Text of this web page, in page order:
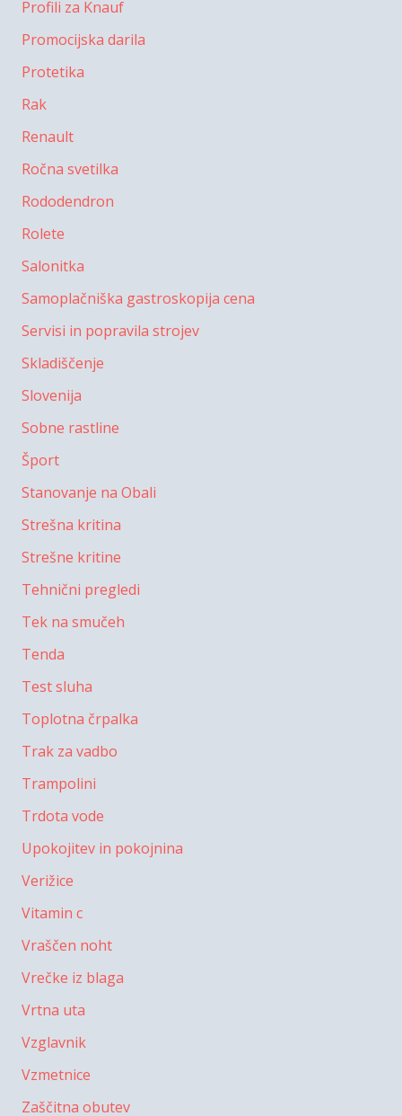
Profili za Knauf
Promocijska darila
Protetika
Rak
Renault
Ročna svetilka
Rododendron
Rolete
Salonitka
Samoplačniška gastroskopija cena
Servisi in popravila strojev
Skladiščenje
Slovenija
Sobne rastline
Šport
Stanovanje na Obali
Strešna kritina
Strešne kritine
Tehnični pregledi
Tek na smučeh
Tenda
Test sluha
Toplotna črpalka
Trak za vadbo
Trampolini
Trdota vode
Upokojitev in pokojnina
Verižice
Vitamin c
Vraščen noht
Vrečke iz blaga
Vrtna uta
Vzglavnik
Vzmetnice
Zaščitna obutev